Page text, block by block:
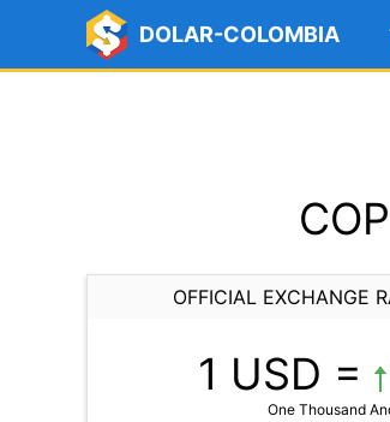
DOLAR-COLOMBIA
OFFICIAL EXCHANGE
1 USD =
One Thousand